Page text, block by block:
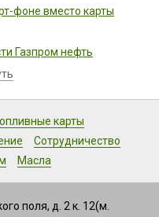
фоне вместо карты
Газпром нефть
карты
Сотрудничество
Масла
поля, д. 2 к. 12(м.